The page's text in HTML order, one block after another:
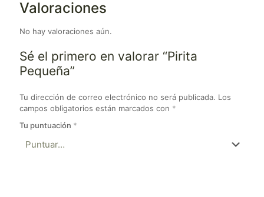
Valoraciones
No hay valoraciones aún.
Sé el primero en valorar “Pirita
Pequeña”
Tu dirección de correo electrónico no será publicada. Los
campos obligatorios están marcados con *
Tu puntuación *